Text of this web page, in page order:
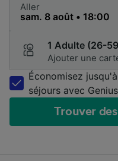
Aller
1 Adulte (26-
Ajouter une
Économisez
séjours avec Genius
Trouver